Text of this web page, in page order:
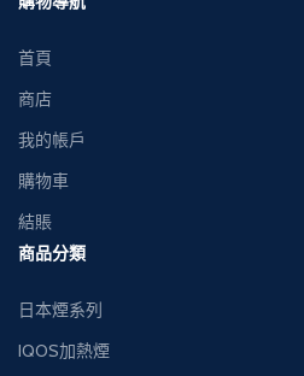
首頁
商店
我的帳戶
購物車
結賬
商品分類
日本煙系列
IQOS加熱煙